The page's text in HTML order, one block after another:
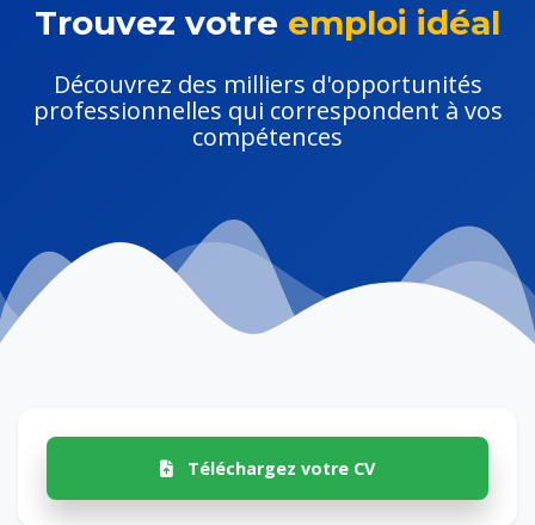
Trouvez votre emploi idéal
Découvrez des milliers d'opportunités
professionnelles qui correspondent à vos
compétences
Téléchargez votre CV